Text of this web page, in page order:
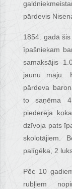
pārdevis
1854. gadā
īpašniekam
samaksājis
jaunu māju.
pārdeva
to saņēma
piederēja
dzīvoja pats
skolotājiem.
palīgēka, 2
Pēc 10
rubļiem